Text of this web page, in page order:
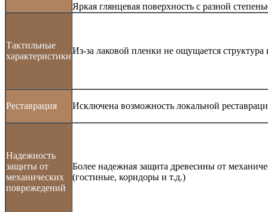
Яркая глянцевая поверхность с разной
Тактильные
характеристики
Из-за лаковой пленки не ощущается
Реставрация Исключена возможность локальной
Надежность
защиты от
механических
поврежедений
Более надежная защита древесины от
(гостиные, коридоры и т.д.)